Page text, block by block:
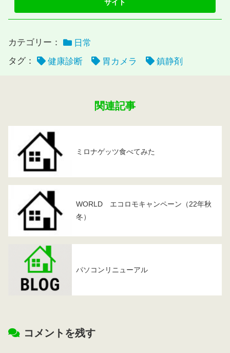
カテゴリー：
日常
タグ：
健康診断 胃カメラ 鎮静剤
関連記事
ミロナゲッツ食べてみた
WORLD エコロモキャンペーン（22年秋
冬）
パソコンリニューアル
コメントを残す